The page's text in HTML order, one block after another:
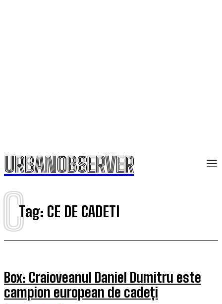
URBANOBSERVER
Tag: CE DE CADETI
C
Box: Craioveanul Daniel Dumitru este
campion european de cadeți